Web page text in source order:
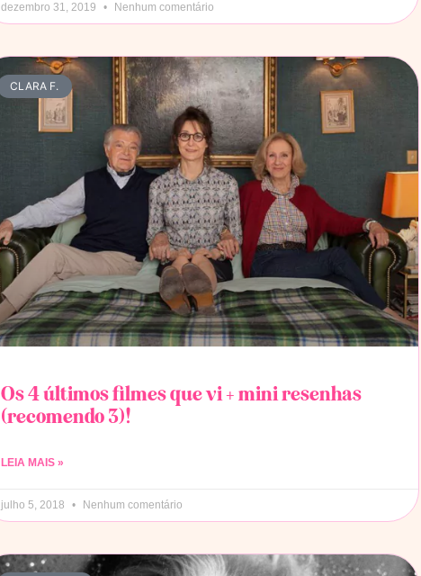
dezembro 31, 2019 Nenhum comentário
CLARA F.
Os 4 últimos filmes que vi + mini resenhas
(recomendo 3)!
LEIA MAIS »
julho 5, 2018 Nenhum comentário